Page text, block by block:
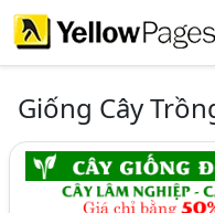
Giống Cây